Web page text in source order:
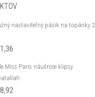
nastaviteľný pásik na topánky 2
Miss Paris náušnice klipsy